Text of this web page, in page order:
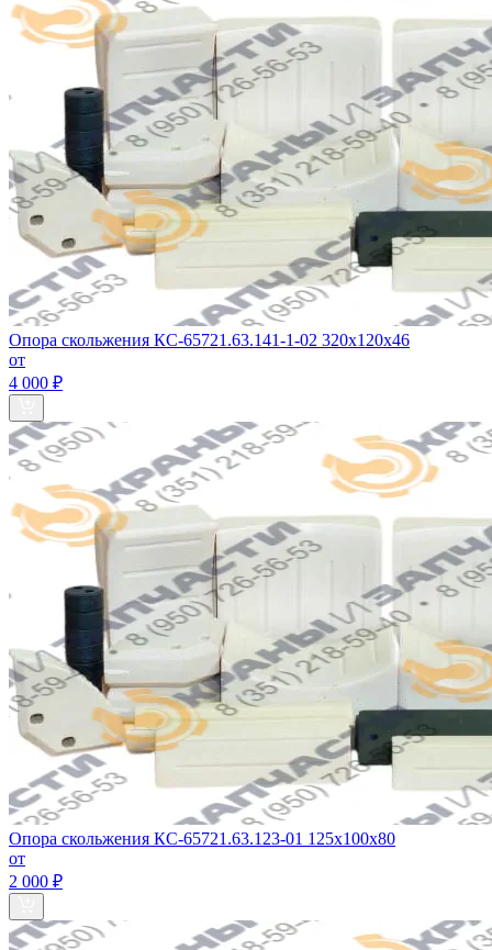
Опора скольжения КС-65721.63.141-1-02 320х120х46
от
4 000 ₽
Опора скольжения КС-65721.63.123-01 125х100х80
от
2 000 ₽